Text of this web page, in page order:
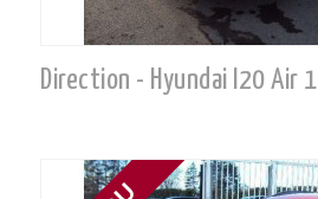
Direction - Hyundai I20 Air 1